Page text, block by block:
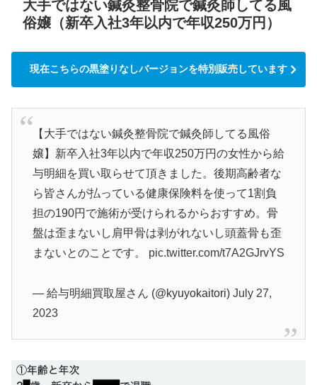
大手ではない鍼灸整骨院で鍼灸師してる風
俗嬢（新卒入社3年以内で年収250万円）
現在こちらの黒塗りなしバージョンを特別販売しています
【大手ではない鍼灸整骨院で鍼灸師してる風俗
嬢】新卒入社3年以内で年収250万円の女性から給
与明細を買い取らせて頂きました。後期高齢者な
ら皆さんが払っている健康保険料を使って1割負
担の190円で施術が受けられるからおすすめ。骨
盤は歪まないし肩甲骨は剥がれないし頭蓋骨も歪
まないとのことです。 pic.twitter.com/t7A2GJrvYS
— 給与明細買取屋さん (@kyuyokaitori) July 27,
2023